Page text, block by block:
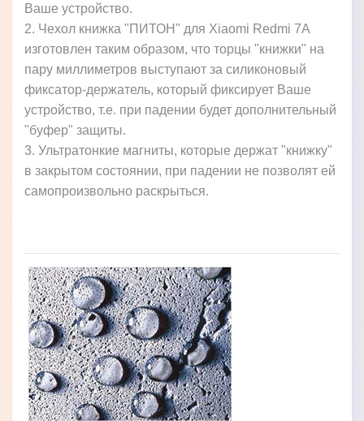
Ваше устройство.
2. Чехол книжка "ПИТОН" для Xiaomi Redmi 7A
изготовлен таким образом, что торцы "книжки" на
пару миллиметров выступают за силиконовый
фиксатор-держатель, который фиксирует Ваше
устройство, т.е. при падении будет дополнительный
"буфер" защиты.
3. Ультратонкие магниты, которые держат "книжку"
в закрытом состоянии, при падении не позволят ей
самопроизвольно раскрыться.